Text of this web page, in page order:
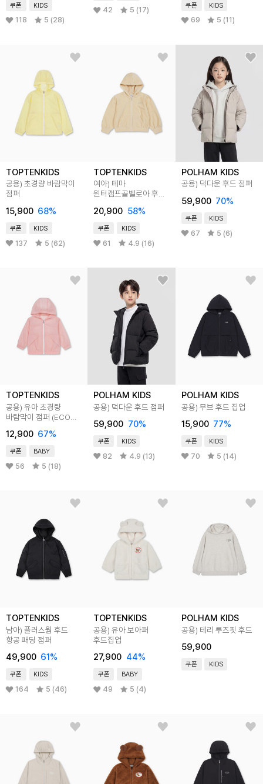
쿠폰 KIDS
118 5 (28)
42 5 (17)
쿠폰 KIDS
69 5 (11)
TOPTENKIDS
공용) 초경량 바람막이
점퍼
15,900 68%
쿠폰 KIDS
137 5 (62)
TOPTENKIDS
여아) 테마
윈터캠프골벨로아 후드
20,900 58%
쿠폰 KIDS
61 4.9 (16)
POLHAM KIDS
공용) 덕다운 후드 점퍼
59,900 70%
쿠폰 KIDS
67 5 (6)
TOPTENKIDS
공용) 유아 초경량
바람막이 점퍼 (ECO
12,900 67%
쿠폰 BABY
56 5 (18)
POLHAM KIDS
공용) 덕다운 후드 점퍼
59,900 70%
쿠폰 KIDS
82 4.9 (13)
POLHAM KIDS
공용) 무브 후드 집업
15,900 77%
쿠폰 KIDS
70 5 (14)
TOPTENKIDS
남아) 플러스웜 후드
항공 패딩 점퍼
49,900 61%
쿠폰 KIDS
164 5 (46)
TOPTENKIDS
공용) 유아 보아퍼
후드집업
27,900 44%
쿠폰 BABY
49 5 (4)
POLHAM KIDS
공용) 테리 루즈핏 후드
59,900
쿠폰 KIDS